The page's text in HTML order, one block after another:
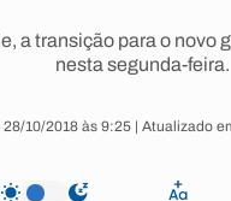
a transição para o novo
nesta segunda-feira.
10/2018 às 9:25 | Atualizado